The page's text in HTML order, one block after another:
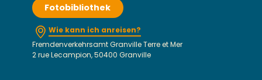
Fotobibliothek
Wie kann ich anreisen?
Fremdenverkehrsamt Granville Terre et Mer
2 rue Lecampion, 50400 Granville